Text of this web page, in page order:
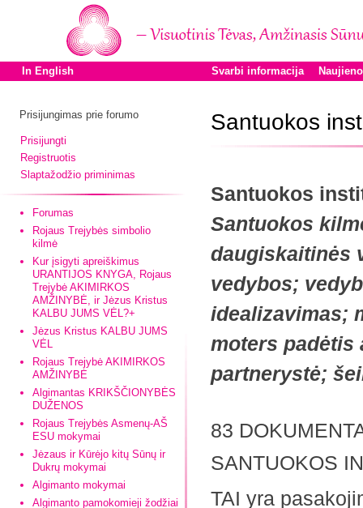
In English Svarbi informacija
Prisijungimas prie forumo
Prisijungti
Registruotis
Slaptažodžio priminimas
Forumas
Rojaus Trejybės simbolio
kilmė
Kur įsigyti apreiškimus
URANTIJOS KNYGA, Rojaus
Trejybė AKIMIRKOS
AMŽINYBĖ, ir Jėzus Kristus
KALBU JUMS VĖL?+
Jėzus Kristus KALBU JUMS
VĖL
Rojaus Trejybė AKIMIRKOS
AMŽINYBĖ
Algimantas KRIKŠČIONYBĖS
DUŽENOS
Rojaus Trejybės Asmenų-AŠ
ESU mokymai
Jėzaus ir Kūrėjo kitų Sūnų ir
Dukrų mokymai
Algimanto mokymai
Algimanto pamokomieji žodžiai
Santuokos
Santuokos
Santuokos
daugiskaitinės
vedybos;
idealizavimas;
moters padėtis
partnerystė;
83
SANTUOKOS
TAI yra